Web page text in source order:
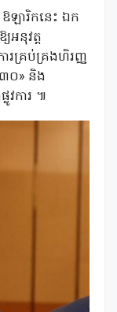
ឡារិកនេះ ឯក
អនុវត្ត
រគ្រប់គ្រងហិរញ្ញ
០» និង
វការ ៕